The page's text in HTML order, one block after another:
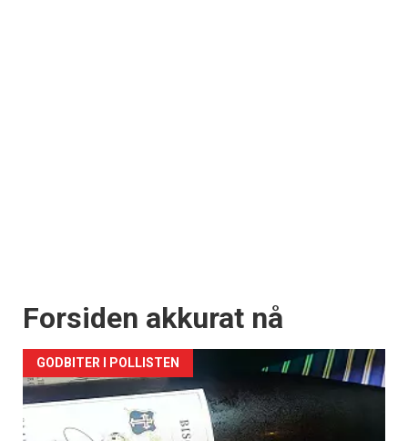
Forsiden akkurat nå
GODBITER I POLLISTEN